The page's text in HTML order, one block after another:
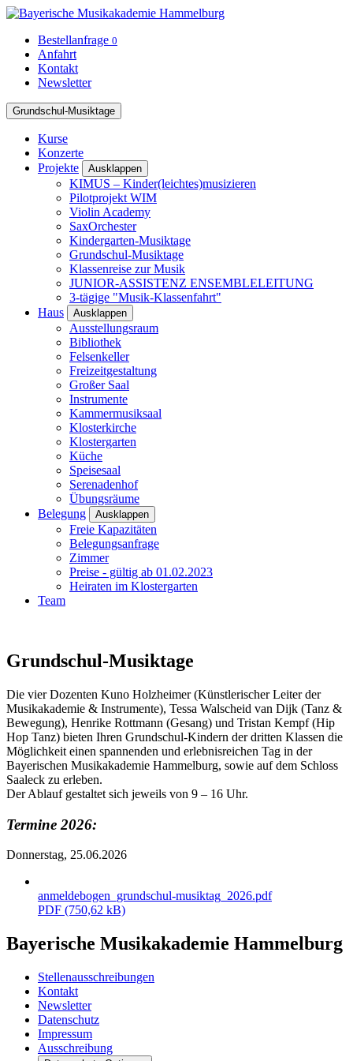
Bestellanfrage 0
Anfahrt
Kontakt
Newsletter
Grundschul-Musiktage
Kurse
Konzerte
Projekte
Ausklappen
KIMUS – Kinder(leichtes)musizieren
Pilotprojekt WIM
Violin Academy
SaxOrchester
Kindergarten-Musiktage
Grundschul-Musiktage
Klassenreise zur Musik
JUNIOR-ASSISTENZ ENSEMBLELEITUNG
3-tägige "Musik-Klassenfahrt"
Haus
Ausklappen
Ausstellungsraum
Bibliothek
Felsenkeller
Freizeitgestaltung
Großer Saal
Instrumente
Kammermusiksaal
Klosterkirche
Klostergarten
Küche
Speisesaal
Serenadenhof
Übungsräume
Belegung
Ausklappen
Freie Kapazitäten
Belegungsanfrage
Zimmer
Preise - gültig ab 01.02.2023
Heiraten im Klostergarten
Team
Grundschul-Musiktage
Die vier Dozenten Kuno Holzheimer (Künstlerischer Leiter der
Musikakademie & Instrumente), Tessa Walscheid van Dijk (Tanz &
Bewegung), Henrike Rottmann (Gesang) und Tristan Kempf (Hip
Hop Tanz) bieten Ihren Grundschul-Kindern der dritten Klassen die
Möglichkeit einen spannenden und erlebnisreichen Tag in der
Bayerischen Musikakademie Hammelburg, sowie auf dem Schloss
Saaleck zu erleben.
Der Ablauf gestaltet sich jeweils von 9 – 16 Uhr.
Termine 2026:
Donnerstag, 25.06.2026
anmeldebogen_grundschul-musiktag_2026.pdf
PDF (750,62 kB)
Bayerische Musikakademie Hammelburg
Stellenausschreibungen
Kontakt
Newsletter
Datenschutz
Impressum
Ausschreibung